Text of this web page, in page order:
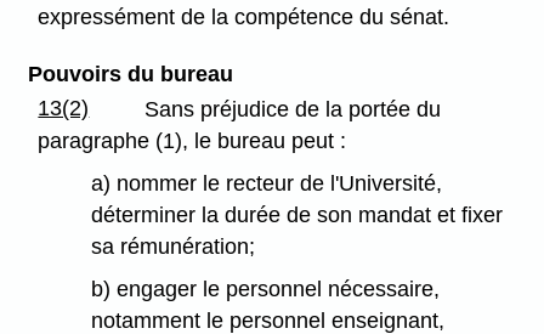
expressément de la compétence du sénat.
Pouvoirs du bureau
13(2)
Sans préjudice de la portée du
paragraphe (1), le bureau peut :
a) nommer le recteur de l'Université,
déterminer la durée de son mandat et fixer
sa rémunération;
b) engager le personnel nécessaire,
notamment le personnel enseignant,